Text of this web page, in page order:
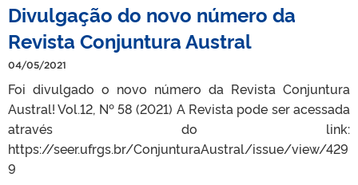
Divulgação do novo número da
Revista Conjuntura Austral
04/05/2021
Foi divulgado o novo número da Revista Conjuntura
Austral! Vol.12, Nº 58 (2021) A Revista pode ser acessada
através do link:
https://seer.ufrgs.br/ConjunturaAustral/issue/view/429
9